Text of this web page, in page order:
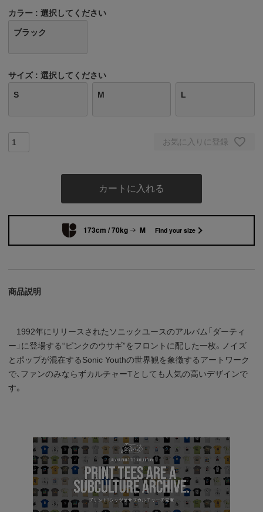
カラー 選択してください
ブラック
サイズ 選択してください
S M L
お気に入りに登録
カートに入れる
173cm / 70kg M Find your size
商品説明
1992年にリリースされたソニックユースのアルバム「ダーティ
ー」に登場する“ピンクのウサギ”をフロントに配した一枚。ノイズ
とポップが混在するSonic Youthの世界観を象徴するアートワーク
で、ファンのみならずカルチャーTとしても人気の高いデザインで
す。